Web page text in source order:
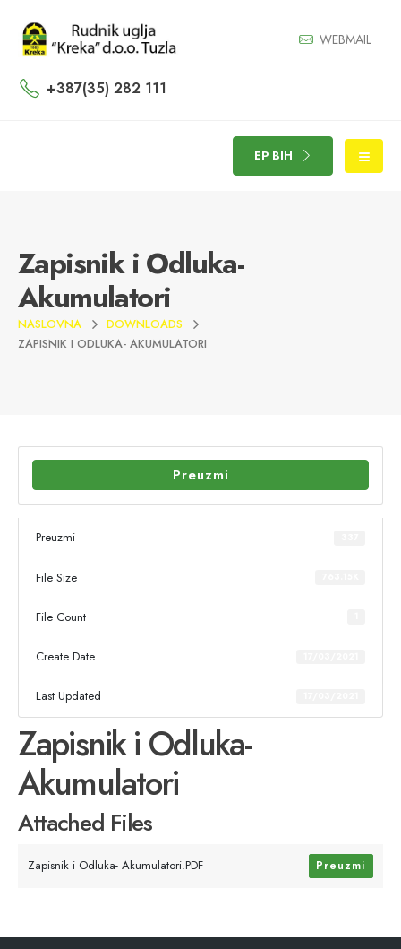
WEBMAIL
+387(35) 282 111
EP BIH
Zapisnik i Odluka-
Akumulatori
NASLOVNA
DOWNLOADS
ZAPISNIK I ODLUKA- AKUMULATORI
Preuzmi
Preuzmi
File Size
File Count
Create Date
Last Updated
Zapisnik i Odluka-
Akumulatori
Attached Files
Zapisnik i Odluka- Akumulatori.PDF Preuzmi